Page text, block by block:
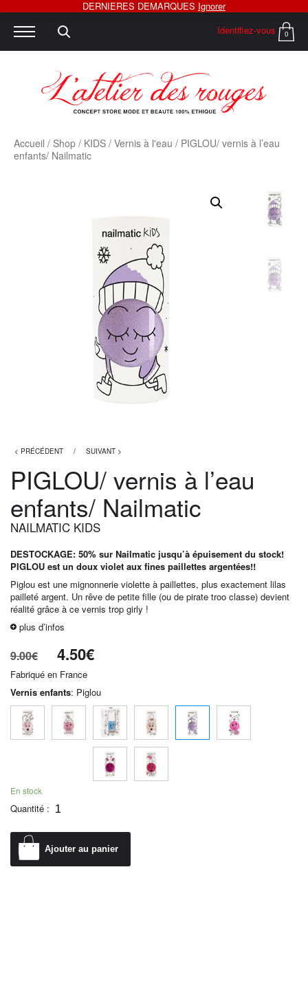
Identifiez-vous 0
Accueil / Shop / KIDS / Vernis à l'eau / PIGLOU/ vernis à l’eau
enfants/ Nailmatic
< PRÉCÉDENT / SUIVANT >
PIGLOU/ vernis à l’eau
enfants/ Nailmatic
NAILMATIC KIDS
DESTOCKAGE: 50% sur Nailmatic jusqu’à épuisement du stock!
PIGLOU est un doux violet aux fines paillettes argentées!!
Piglou est une mignonnerie violette à paillettes, plus exactement lilas
pailleté argent. Un rêve de petite fille (ou de pirate troo classe) devient
réalité grâce à ce vernis trop girly !
plus d’infos
9.00€ 4.50€
Fabriqué en France
Vernis enfants: Piglou
En stock
Quantité :
Ajouter au panier
DERNIERES DEMARQUES Ignorer